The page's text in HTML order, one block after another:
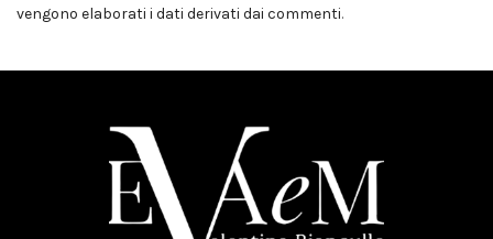
vengono elaborati i dati derivati dai commenti.